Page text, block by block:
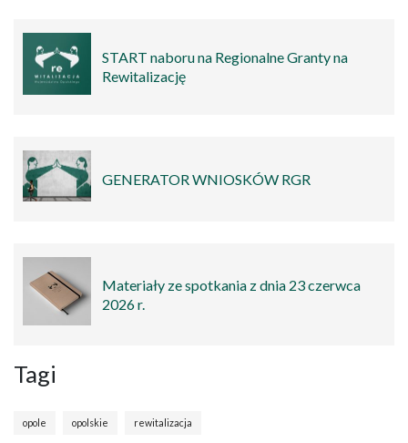
START naboru na Regionalne Granty na
Rewitalizację
GENERATOR WNIOSKÓW RGR
Materiały ze spotkania z dnia 23 czerwca
2026 r.
Tagi
opole opolskie rewitalizacja